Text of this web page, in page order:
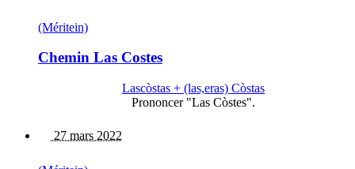
(Méritein)
Chemin Las Costes
Lascòstas + (las,eras) Còstas
Prononcer "Las Còstes".
27 mars 2022